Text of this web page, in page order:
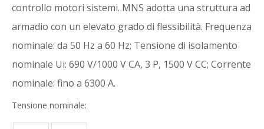
controllo motori sistemi. MNS adotta una struttura ad
armadio con un elevato grado di flessibilità. Frequenza
nominale: da 50 Hz a 60 Hz; Tensione di isolamento
nominale Ui: 690 V/1000 V CA, 3 P, 1500 V CC; Corrente
nominale: fino a 6300 A.
Tensione nominale: